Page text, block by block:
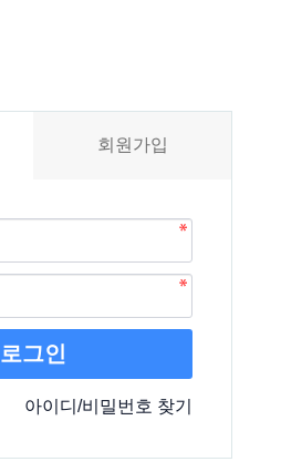
회원가입
로그인
아이디/비밀번호 찾기